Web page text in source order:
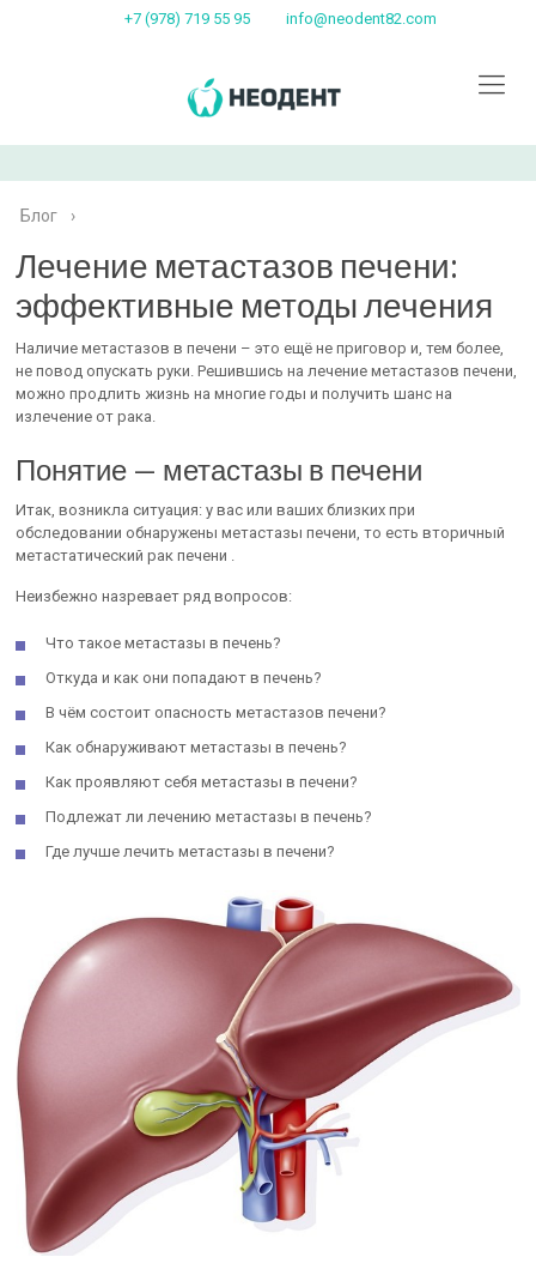
+7 (978) 719 55 95 info@neodent82.com
Блог ›
Лечение метастазов печени:
эффективные методы лечения
Наличие метастазов в печени – это ещё не приговор и, тем более,
не повод опускать руки. Решившись на лечение метастазов печени,
можно продлить жизнь на многие годы и получить шанс на
излечение от рака.
Понятие — метастазы в печени
Итак, возникла ситуация: у вас или ваших близких при
обследовании обнаружены метастазы печени, то есть вторичный
метастатический рак печени .
Неизбежно назревает ряд вопросов:
Что такое метастазы в печень?
Откуда и как они попадают в печень?
В чём состоит опасность метастазов печени?
Как обнаруживают метастазы в печень?
Как проявляют себя метастазы в печени?
Подлежат ли лечению метастазы в печень?
Где лучше лечить метастазы в печени?